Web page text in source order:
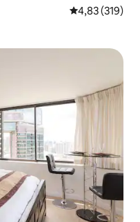
Просечна
4,83 (319)